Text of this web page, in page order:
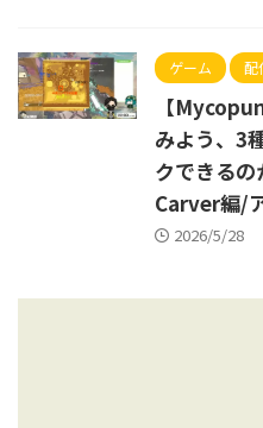
ゲーム 配
【
みよう、3
クできる
Carver編/
2026/5/28